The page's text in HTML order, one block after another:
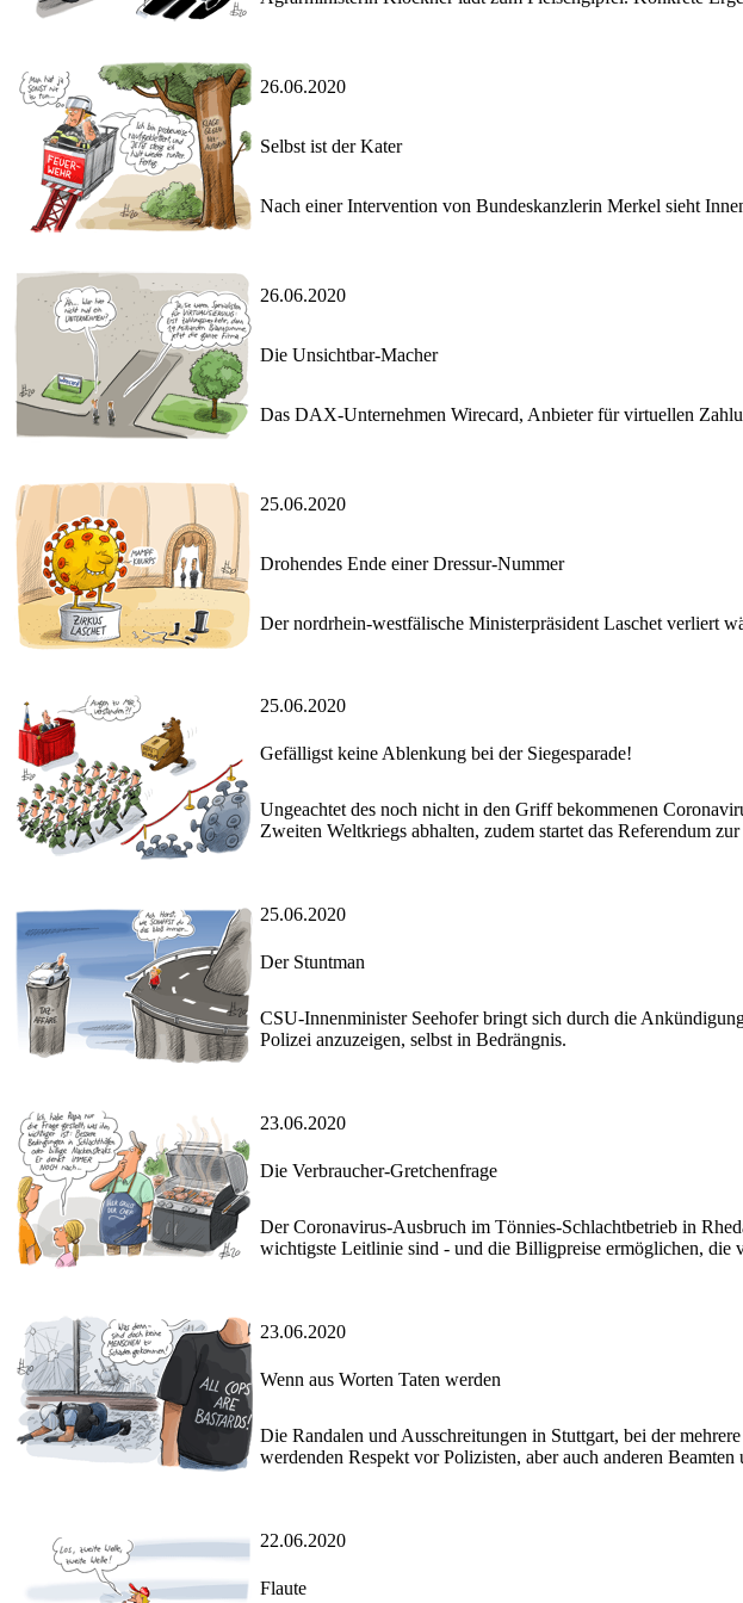
26.06.2020
Selbst ist der Kater
Nach einer Intervention von Bundeskanzlerin Merkel sieht
26.06.2020
Die Unsichtbar-Macher
Das DAX-Unternehmen Wirecard, Anbieter für virtuellen
25.06.2020
Drohendes Ende einer Dressur-Nummer
Der nordrhein-westfälische Ministerpräsident Laschet verliert
25.06.2020
Gefälligst keine Ablenkung bei der Siegesparade!
Ungeachtet des noch nicht in den Griff bekommenen
Zweiten Weltkriegs abhalten, zudem startet das Referendum
25.06.2020
Der Stuntman
CSU-Innenminister Seehofer bringt sich durch die
Polizei anzuzeigen, selbst in Bedrängnis.
23.06.2020
Die Verbraucher-Gretchenfrage
Der Coronavirus-Ausbruch im Tönnies-Schlachtbetrieb in
wichtigste Leitlinie sind - und die Billigpreise ermöglichen, die
23.06.2020
Wenn aus Worten Taten werden
Die Randalen und Ausschreitungen in Stuttgart, bei der
werdenden Respekt vor Polizisten, aber auch anderen Beamten
22.06.2020
Flaute